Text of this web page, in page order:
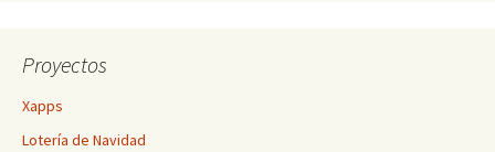
Proyectos
Xapps
Lotería de Navidad